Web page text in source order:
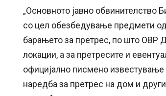
„Основното јавно обвинителство
со цел обезбедување предмети
барањето за претрес, по што ОВР
локации, а за претресите и
официјално писмено
наредба за претрес на дом и